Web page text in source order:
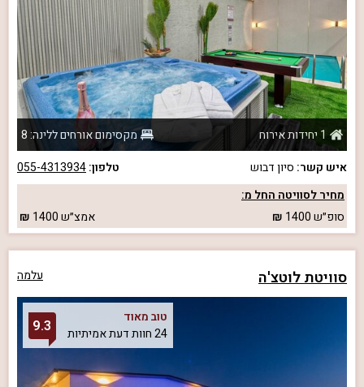
1 יחידות אירוח
מקסימום אורחים ללינה: 8
איש קשר: סיון דבוש טלפון:055-4313934
מחיר לסוויטה החל מ:
סופ״ש1400 אמצ״ש1400
סוויטת לוטצ'ה עלמה
טוב מאוד
24 חוות דעת אמיתיות
9.3